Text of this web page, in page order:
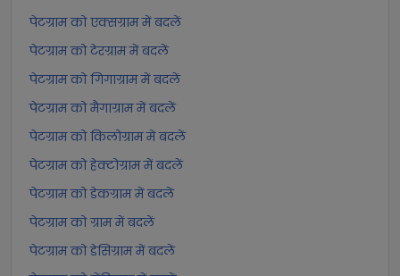
पेटग्राम को एक्सग्राम में बदलें
पेटग्राम को टेरग्राम में बदलें
पेटग्राम को गिगाग्राम में बदलें
पेटग्राम को मैगाग्राम में बदलें
पेटग्राम को किलोग्राम में बदलें
पेटग्राम को हेक्टोग्राम में बदलें
पेटग्राम को डेकग्राम में बदलें
पेटग्राम को ग्राम में बदलें
पेटग्राम को डेसिग्राम में बदलें